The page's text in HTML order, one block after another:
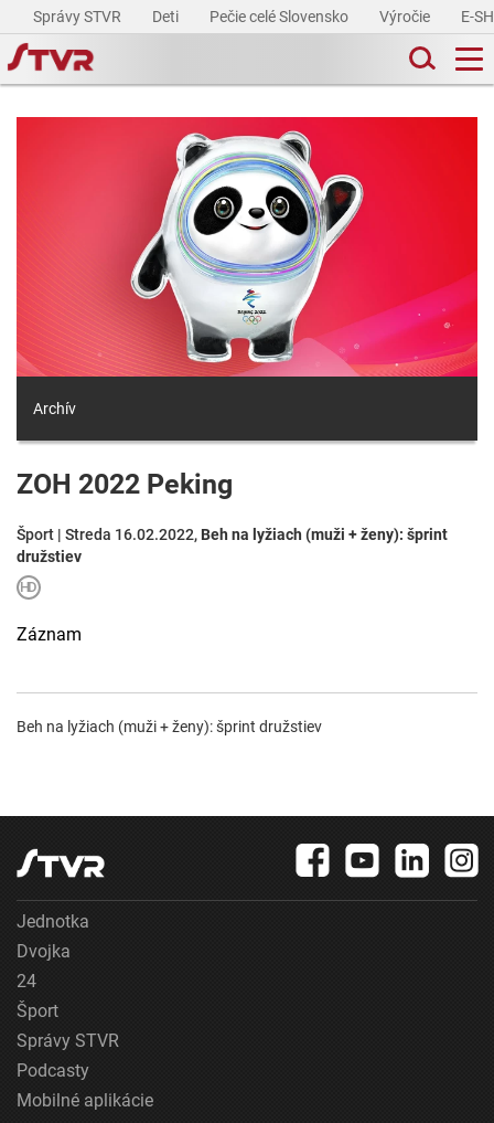
Správy STVR Deti Pečie celé Slovensko Výročie E-
Archív
ZOH 2022 Peking
Šport | Streda 16.02.2022, Beh na lyžiach (muži + ženy): šprint
družstiev
Záznam
Beh na lyžiach (muži + ženy): šprint družstiev
Jednotka
Dvojka
24
Šport
Správy STVR
Podcasty
Mobilné aplikácie